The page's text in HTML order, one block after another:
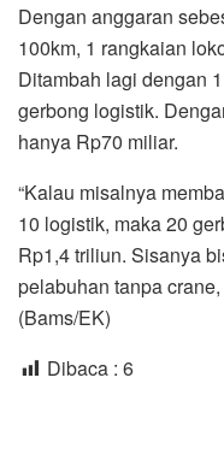
Dengan anggaran
100km, 1 rangkaian
Ditambah lagi dengan
gerbong logistik.
hanya Rp70 miliar.
“Kalau misalnya
10 logistik, maka 20
Rp1,4 triliun. Sisanya
pelabuhan tanpa
(Bams/EK)
Dibaca : 6